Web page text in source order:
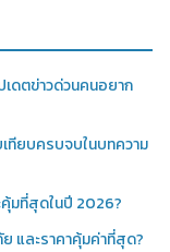
ดตข่าวด่วนคนอยาก
ทียบครบจบในบทความ
คุ้มที่สุดในปี 2026?
และราคาคุ้มค่าที่สุด?